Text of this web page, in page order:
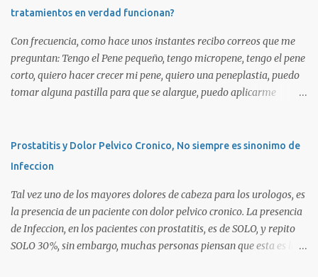
tratamientos en verdad funcionan?
Con frecuencia, como hace unos instantes recibo correos que me
preguntan: Tengo el Pene pequeño, tengo micropene, tengo el pene
corto, quiero hacer crecer mi pene, quiero una peneplastia, puedo
tomar alguna pastilla para que se alargue, puedo aplicarme
importante primero definir estos terminos, para poder definir el
CORRECTO DIAGNOSTICO y con ello el CORRECTO tratamiento
diversas, desde problemas geneticos, hormonales (pubertad
precoz), obesidad, uso de pesticidas en el embarazo de la madre, o
simplemente vanidad o MICROPENE REAL: Usualmente asociado
a un pene MUY PEQUEÑO , y esta definido como aquel pene que se
Prostatitis y Dolor Pelvico Cronico, No siempre es sinonimo de
Infeccion
Tal vez uno de los mayores dolores de cabeza para los urologos, es
la presencia de un paciente con dolor pelvico cronico. La presencia
de Infeccion, en los pacientes con prostatitis, es de SOLO, y repito
SOLO 30%, sin embargo, muchas personas piensan que esta es la